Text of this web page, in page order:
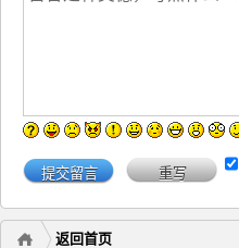
返回首页